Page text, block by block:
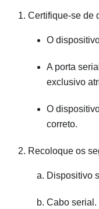
Certifique-se de
O
A porta
exclusivo
O
correto.
Recoloque os
Dispositivo
Cabo serial.